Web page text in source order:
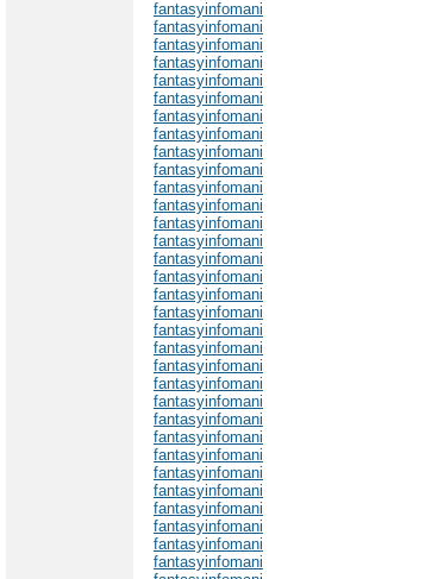
fantasyinfomani
fantasyinfomani
fantasyinfomani
fantasyinfomani
fantasyinfomani
fantasyinfomani
fantasyinfomani
fantasyinfomani
fantasyinfomani
fantasyinfomani
fantasyinfomani
fantasyinfomani
fantasyinfomani
fantasyinfomani
fantasyinfomani
fantasyinfomani
fantasyinfomani
fantasyinfomani
fantasyinfomani
fantasyinfomani
fantasyinfomani
fantasyinfomani
fantasyinfomani
fantasyinfomani
fantasyinfomani
fantasyinfomani
fantasyinfomani
fantasyinfomani
fantasyinfomani
fantasyinfomani
fantasyinfomani
fantasyinfomani